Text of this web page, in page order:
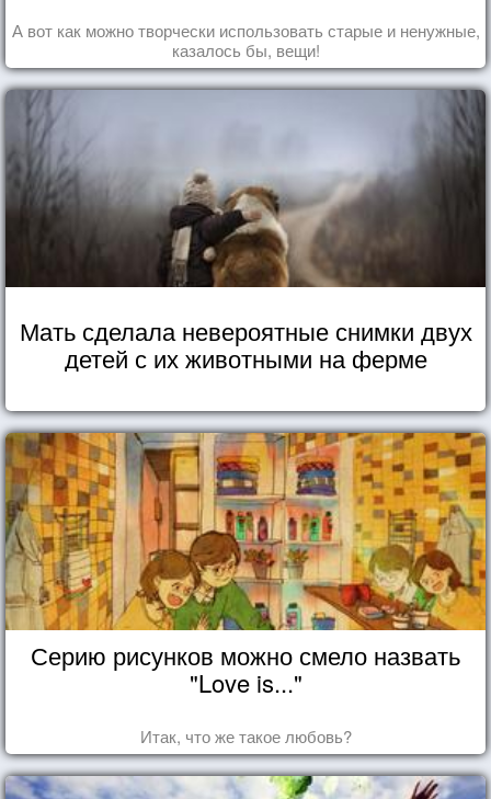
А вот как можно творчески использовать старые и ненужные,
казалось бы, вещи!
Мать сделала невероятные снимки двух
детей с их животными на ферме
Серию рисунков можно смело назвать
"Love is..."
Итак, что же такое любовь?